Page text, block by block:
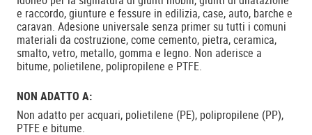
e raccordo, giunture e fessure in edilizia, case, auto, barche e
caravan. Adesione universale senza primer su tutti i comuni
materiali da costruzione, come cemento, pietra, ceramica,
smalto, vetro, metallo, gomma e legno. Non aderisce a
bitume, polietilene, polipropilene e PTFE.
NON ADATTO A:
Non adatto per acquari, polietilene (PE), polipropilene (PP),
PTFE e bitume.